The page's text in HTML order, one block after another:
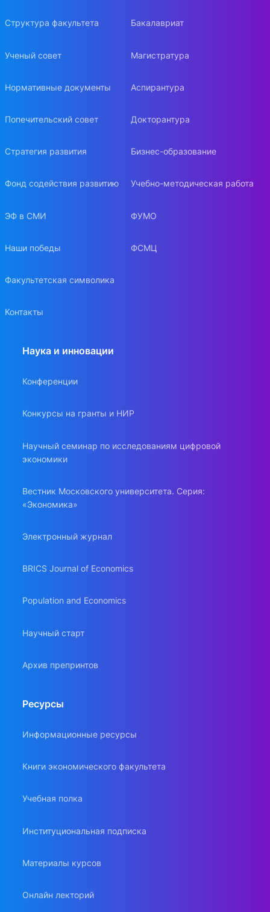
Структура факультета
Ученый совет
Нормативные документы
Попечительский совет
Стратегия развития
Фонд содействия развитию
ЭФ в СМИ
Наши победы
Факультетская символика
Контакты
Бакалавриат
Магистратура
Аспирантура
Докторантура
Бизнес-образование
Учебно-методическая работа
ФУМО
ФСМЦ
Наука и инновации
Конференции
Конкурсы на гранты и НИР
Научный семинар по исследованиям цифровой
экономики
Вестник Московского университета. Серия:
«Экономика»
Электронный журнал
BRICS Journal of Economics
Population and Economics
Научный старт
Архив препринтов
Ресурсы
Информационные ресурсы
Книги экономического факультета
Учебная полка
Институциональная подписка
Материалы курсов
Онлайн лекторий